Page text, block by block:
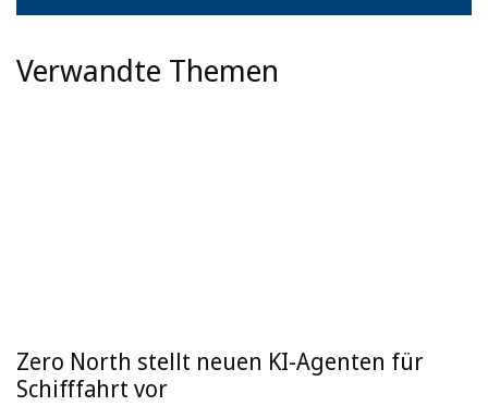
Verwandte Themen
Zero North stellt neuen KI-Agenten für
Schifffahrt vor